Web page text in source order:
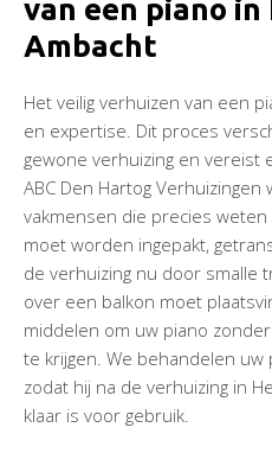
van een piano
Ambacht
Het veilig verhuizen van een
en expertise. Dit proces
gewone verhuizing en vereist
ABC Den Hartog
vakmensen die precies
moet worden ingepakt,
de verhuizing nu door smalle
over een balkon moet
middelen om uw piano
te krijgen. We behandelen
zodat hij na de verhuizing in
klaar is voor gebruik.